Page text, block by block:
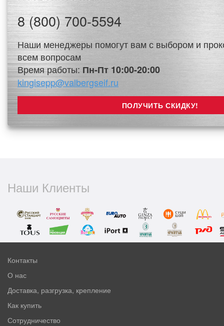
8 (800) 700-5594
Наши менеджеры помогут вам с выбором и
всем вопросам
Время работы: Пн-Пт 10:00-20:00
kingisepp@valbergseif.ru
Наши Клиенты
Контакты
О нас
Доставка, разгрузка, крепление
Как купить
Сотрудничество